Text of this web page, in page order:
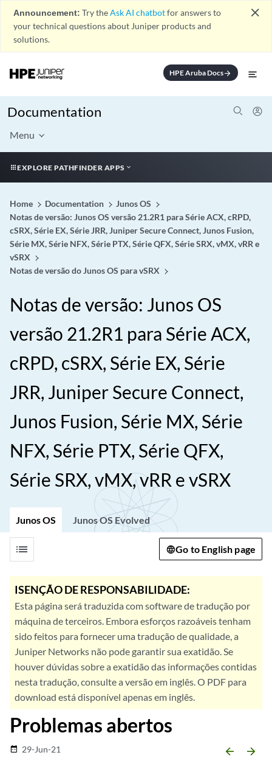
Announcement: Try theAsk AI chatbotfor answers to
your technical questions about Juniper products and
solutions.
close
HPE Aruba Docsarrow_forward
Documentation
Menu
EXPLORE PATHFINDER APPS
Home Documentation
Junos OS
Notas de versão: Junos OS versão 21.2R1 para Série ACX, cRPD,
cSRX, Série EX, Série JRR, Juniper Secure Connect, Junos Fusion,
Série MX, Série NFX, Série PTX, Série QFX, Série SRX, vMX, vRR e
vSRX
Notas de versão do Junos OS para vSRX
Notas de versão: Junos OS
versão 21.2R1 para Série ACX,
cRPD, cSRX, Série EX, Série
JRR, Juniper Secure Connect,
Junos Fusion, Série MX, Série
NFX, Série PTX, Série QFX,
Série SRX, vMX, vRR e vSRX
Junos OS Junos OS Evolved
list Go to English page
ISENÇÃO DE RESPONSABILIDADE:
Esta página será traduzida com software de tradução por
máquina de terceiros. Embora esforços razoáveis tenham
sido feitos para fornecer uma tradução de qualidade, a
Juniper Networks não pode garantir sua exatidão. Se
houver dúvidas sobre a exatidão das informações contidas
nesta tradução, consulte a versão em inglês. O PDF para
download está disponível apenas em inglês.
Problemas abertos
date_range 29-Jun-21 arrow_backward arrow_forward